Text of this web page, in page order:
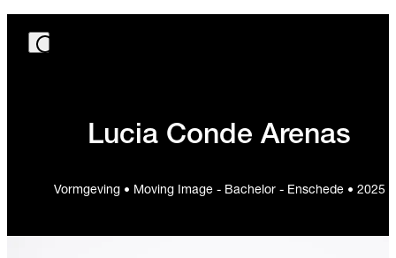
Lucia Conde Arenas
Vormgeving • Moving Image - Bachelor - Enschede • 2025